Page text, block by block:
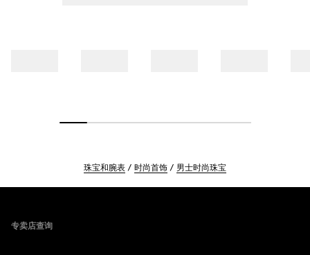
珠宝和腕表 时尚首饰 男士时尚珠宝
专卖店查询